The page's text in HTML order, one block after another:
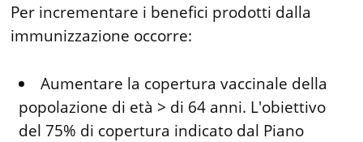
Per incrementare i benefici prodotti dalla
immunizzazione occorre:
Aumentare la copertura vaccinale della
popolazione di età > di 64 anni. L'obiettivo
del 75% di copertura indicato dal Piano